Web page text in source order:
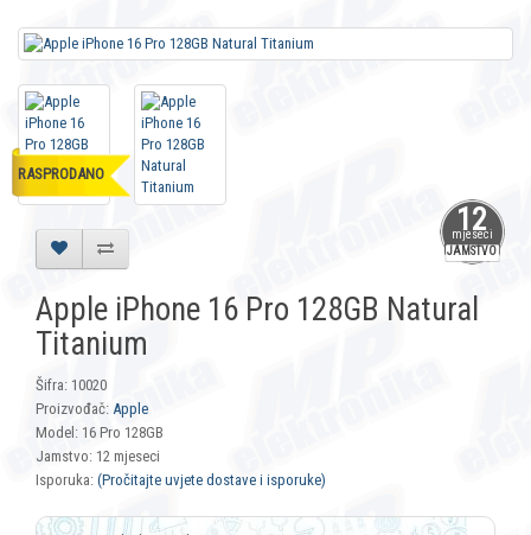
12
mjeseci
JAMSTVO
RASPRODANO
Apple iPhone 16 Pro 128GB Natural
Titanium
Šifra: 10020
Proizvođač: Apple
Model: 16 Pro 128GB
Jamstvo: 12 mjeseci
Isporuka: (Pročitajte uvjete dostave i isporuke)